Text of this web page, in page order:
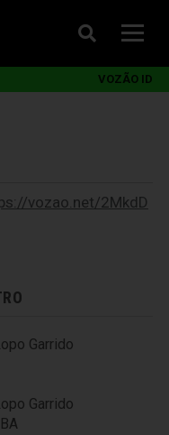
VOZÃO ID
vozao.net/2MkdD
Garrido
Garrido